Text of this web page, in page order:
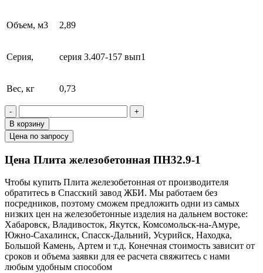
Объем, м3 2,89
Серия, серия 3.407-157 вып1
Вес, кг 0,73
-
+
В корзину
Цена по запросу
Цена Плита железобетонная ПН32.9-1
Чтобы купить Плита железобетонная от производителя
обратитесь в Cпасский завод ЖБИ. Мы работаем без
посредников, поэтому сможем предложить одни из самых
низких цен на железобетонные изделия на дальнем востоке:
Хабаровск, Владивосток, Якутск, Комсомольск-на-Амуре,
Южно-Сахалинск, Спасск-Дальний, Усурийск, Находка,
Большой Камень, Артем и т.д. Конечная стоимость зависит от
сроков и объема заявки для ее расчета свяжитесь с нами
любым удобным способом